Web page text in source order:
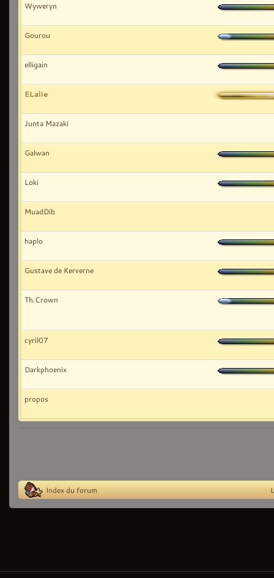
Wyweryn
Gourou
elligain
ELalie
Junta Mazaki
Galwan
Loki
MuadDib
haplo
Gustave de Kerverne
Th.Crown
cyril07
Darkphoenix
propos
Index du forum